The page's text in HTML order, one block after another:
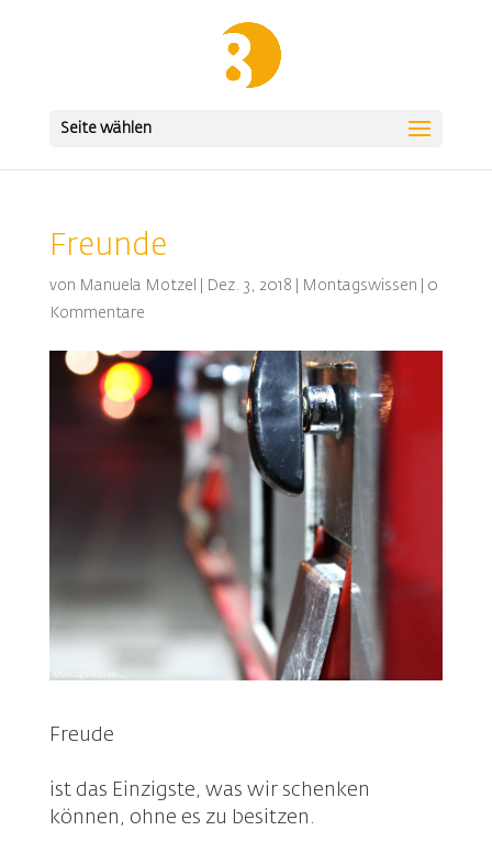
Seite wählen
Freunde
von Manuela Motzel Dez. 3, 2018 Montagswissen
0
Kommentare
Freude
ist das Einzigste, was wir schenken
können, ohne es zu besitzen.